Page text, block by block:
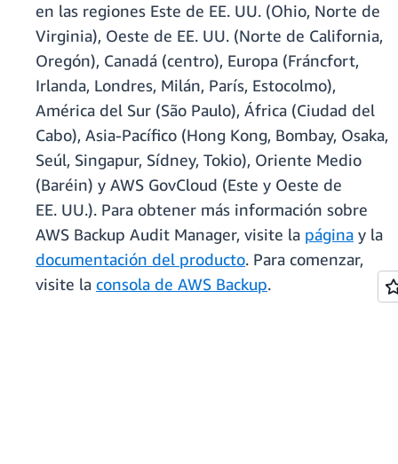
en las regiones Este de EE. UU. (Ohio, Norte de
Virginia), Oeste de EE. UU. (Norte de California,
Oregón), Canadá (centro), Europa (Fráncfort,
Irlanda, Londres, Milán, París, Estocolmo),
América del Sur (São Paulo), África (Ciudad del
Cabo), Asia-Pacífico (Hong Kong, Bombay, Osaka,
Seúl, Singapur, Sídney, Tokio), Oriente Medio
(Baréin) y AWS GovCloud (Este y Oeste de
EE. UU.). Para obtener más información sobre
AWS Backup Audit Manager, visite la página y la
documentación del producto. Para comenzar,
visite la consola de AWS Backup.